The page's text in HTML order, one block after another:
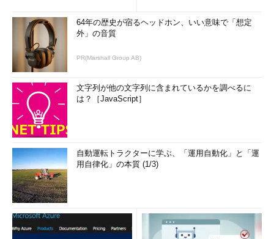
64年の歴史が宿るヘッドホン、いい意味で「想定
外」の音質
PR(Marshall Group AB)
文字列が他の文字列に含まれているかを調べるに
は？［JavaScript］
自動運転トラクターに学ぶ、「運用自動化」と「運
用自律化」の本質 (1/3)